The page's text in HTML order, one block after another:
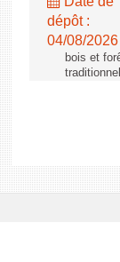
dépôt :
04/08/2026
bois et